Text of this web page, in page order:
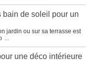
bain de soleil pour un
jardin ou sur sa terrasse est
...
une déco intérieure